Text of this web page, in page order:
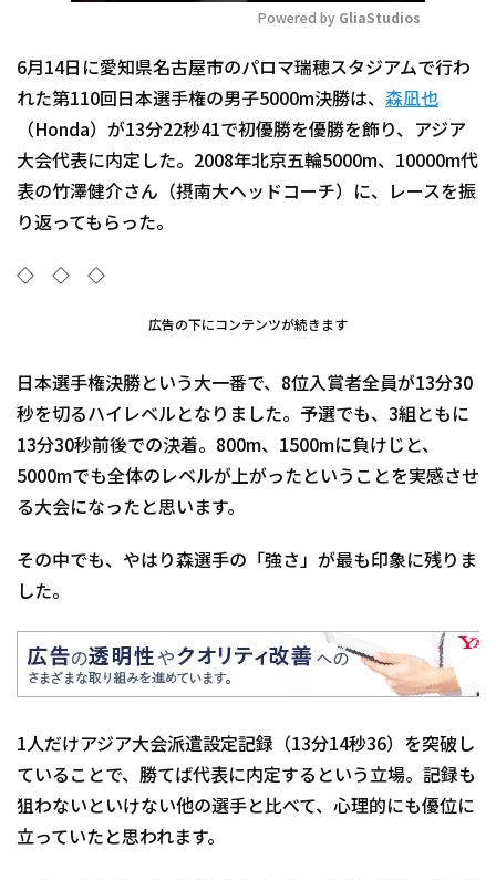
Mute
Powered by GliaStudios
6月14日に愛知県名古屋市のパロマ瑞穂スタジアムで行わ
れた第110回日本選手権の男子5000m決勝は、 森凪也
（Honda）が13分22秒41で初優勝を優勝を飾り、アジア
大会代表に内定した。2008年北京五輪5000m、10000m代
表の竹澤健介さん（摂南大ヘッドコーチ）に、レースを振
り返ってもらった。
◇ ◇ ◇
広告の下にコンテンツが続きます
日本選手権決勝という大一番で、8位入賞者全員が13分30
秒を切るハイレベルとなりました。予選でも、3組ともに
13分30秒前後での決着。800m、1500mに負けじと、
5000mでも全体のレベルが上がったということを実感させ
る大会になったと思います。
その中でも、やはり森選手の「強さ」が最も印象に残りま
した。
1人だけアジア大会派遣設定記録（13分14秒36）を突破し
ていることで、勝てば代表に内定するという立場。記録も
狙わないといけない他の選手と比べて、心理的にも優位に
立っていたと思われます。